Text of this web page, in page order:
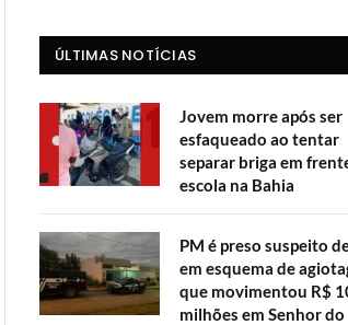
ÚLTIMAS NOTÍCIAS
Jovem morre após ser
esfaqueado ao tentar
separar briga em
escola na Bahia
PM é preso suspeito
em esquema de
que movimentou R$
milhões em Senhor do